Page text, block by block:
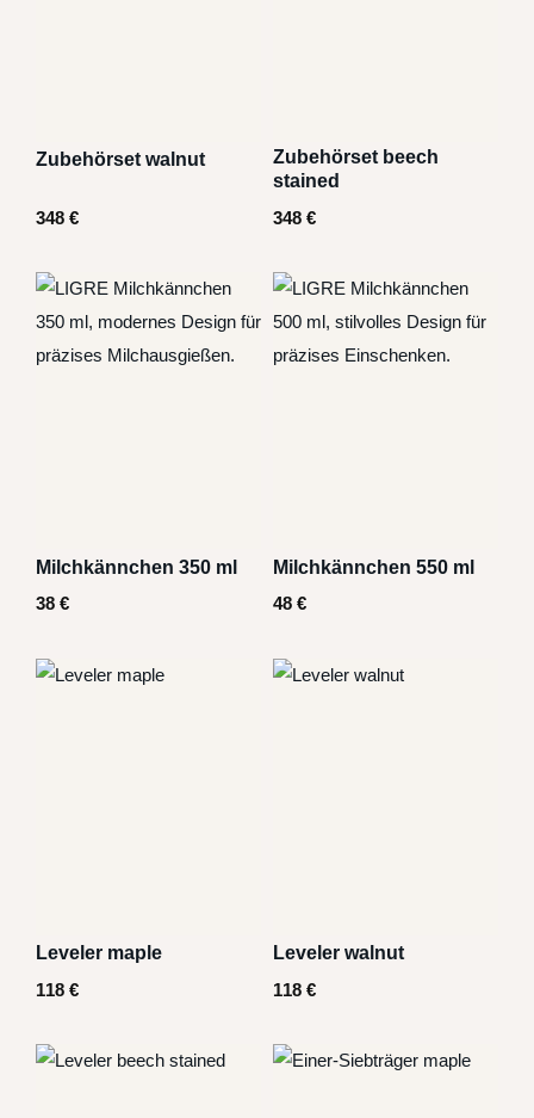
Zubehörset walnut
348 €
Zubehörset beech
stained
348 €
Milchkännchen 350 ml
38 €
Milchkännchen 550 ml
48 €
Leveler maple
118 €
Leveler walnut
118 €